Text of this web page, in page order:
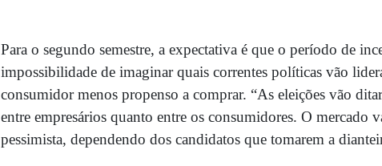
Para o segundo semestre, a expectativa é que o período de
impossibilidade de imaginar quais correntes políticas vão
consumidor menos propenso a comprar. “As eleições vão
entre empresários quanto entre os consumidores. O mercado
pessimista, dependendo dos candidatos que tomarem a